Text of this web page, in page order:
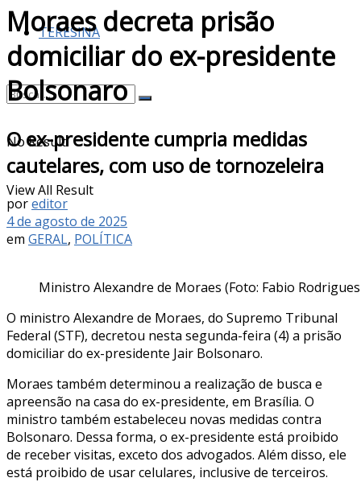
TERESINA
No Result
View All Result
Moraes decreta prisão
domiciliar do ex-presidente
Bolsonaro
O ex-presidente cumpria medidas
cautelares, com uso de tornozeleira
poreditor
4 de agosto de 2025
em GERAL, POLÍTICA
Ministro Alexandre de Moraes (Foto: Fabio
O ministro Alexandre de Moraes, do Supremo Tribunal
Federal (STF), decretou nesta segunda-feira (4) a prisão
domiciliar do ex-presidente Jair Bolsonaro.
Moraes também determinou a realização de busca e
apreensão na casa do ex-presidente, em Brasília. O
ministro também estabeleceu novas medidas contra
Bolsonaro. Dessa forma, o ex-presidente está proibido
de receber visitas, exceto dos advogados. Além disso, ele
está proibido de usar celulares, inclusive de terceiros.